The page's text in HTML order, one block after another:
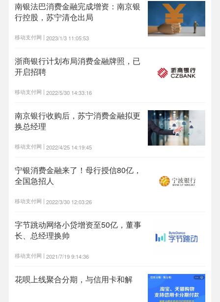
南银法巴消费金融完成增资：南京银
行控股，苏宁清仓出局
移动支付网 |2023/1/3 11:05:53
浙商银行计划布局消费金融牌照，已
开启招聘
移动支付网 |2022/5/30 14:33:16
南京银行收购后，苏宁消费金融拟更
换总经理
移动支付网 |2022/4/25 14:19:45
宁银消费金融来了！母行授信80亿，
全国急招人
移动支付网 |2022/3/30 12:03:26
字节跳动网络小贷增资至50亿，董事
长、总经理换帅
移动支付网 |2021/7/19 9:14:36
花呗上线聚合分期，与信用卡和解